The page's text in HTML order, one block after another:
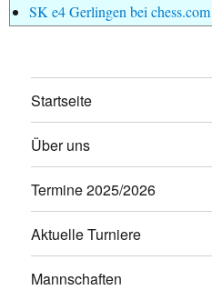
SK e4 Gerlingen bei chess.com
Startseite
Über uns
Termine 2025/2026
Aktuelle Turniere
Mannschaften